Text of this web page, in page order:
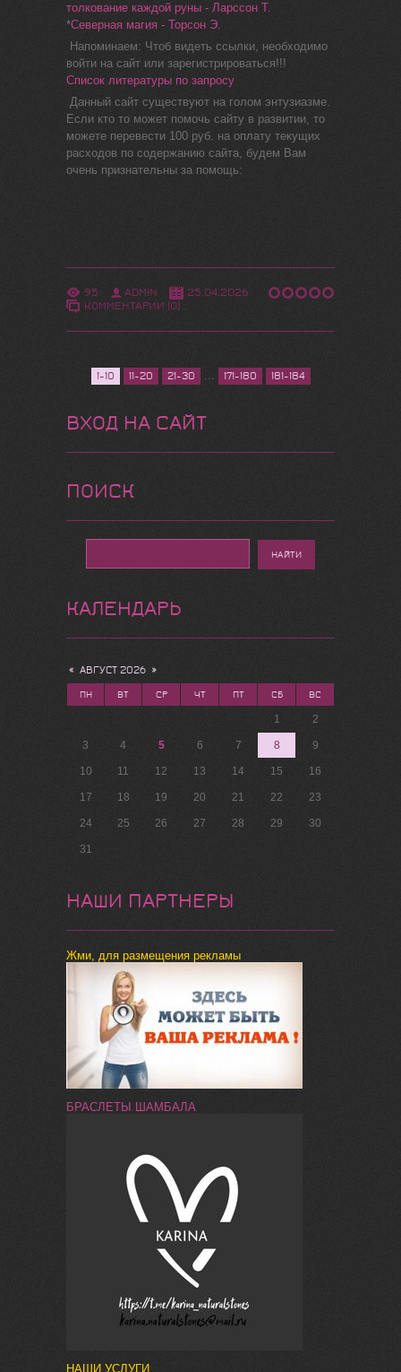
толкование каждой руны - Ларссон Т.
*Северная магия - Торсон Э.
Напоминаем: Чтоб видеть ссылки, необходимо
войти на сайт или зарегистрироваться!!!
Список литературы по запросу
Данный сайт существуют на голом энтузиазме.
Если кто то может помочь сайту в развитии, то
можете перевести 100 руб. на оплату текущих
расходов по содержанию сайта, будем Вам
очень признательны за помощь:
95 ADMIN
25.04.2026
КОММЕНТАРИИ (0)
1-10 11-20 21-30 ... 171-180 181-184
ВХОД НА САЙТ
ПОИСК
КАЛЕНДАРЬ
« АВГУСТ 2026 »
ПН ВТ СР ЧТ ПТ СБ ВС
1 2
3 4 5 6 7 8 9
10 11 12 13 14 15 16
17 18 19 20 21 22 23
24 25 26 27 28 29 30
31
НАШИ ПАРТНЕРЫ
Жми, для размещения рекламы
БРАСЛЕТЫ ШАМБАЛА
НАШИ УСЛУГИ